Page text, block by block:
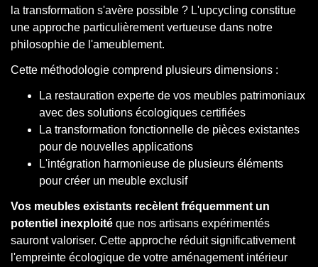
la transformation s'avère possible ? L'upcycling constitue
une approche particulièrement vertueuse dans notre
philosophie de l'ameublement.
Cette méthodologie comprend plusieurs dimensions :
La restauration experte de vos meubles patrimoniaux
avec des solutions écologiques certifiées
La transformation fonctionnelle de pièces existantes
pour de nouvelles applications
L'intégration harmonieuse de plusieurs éléments
pour créer un meuble exclusif
Vos meubles existants recèlent fréquemment un
potentiel inexploité que nos artisans expérimentés
sauront valoriser. Cette approche réduit significativement
l'empreinte écologique de votre aménagement intérieur